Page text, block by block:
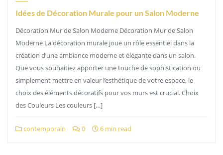
Idées de Décoration Murale pour un Salon Moderne
Décoration Mur de Salon Moderne Décoration Mur de Salon
Moderne La décoration murale joue un rôle essentiel dans la
création d’une ambiance moderne et élégante dans un salon.
Que vous souhaitiez apporter une touche de sophistication ou
simplement mettre en valeur l’esthétique de votre espace, le
choix des éléments décoratifs pour vos murs est crucial. Choix
des Couleurs Les couleurs […]
contemporain 0 6 min read